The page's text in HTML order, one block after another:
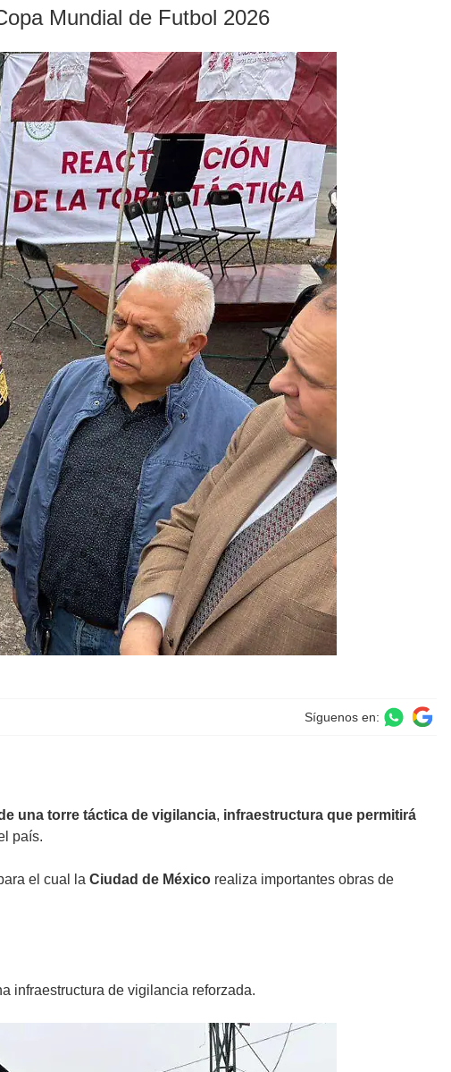
Mundial de Futbol 2026
Síguenos en:
una torre táctica de vigilancia, infraestructura que permitirá
país.
el cual la Ciudad de México realiza importantes obras de
infraestructura de vigilancia reforzada.